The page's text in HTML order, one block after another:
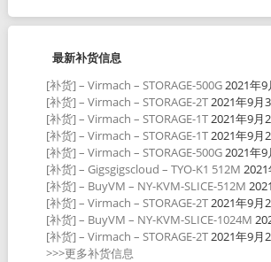
最新补货信息
[补货] – Virmach – STORAGE-500G2021年9
[补货] – Virmach – STORAGE-2T2021年9月
[补货] – Virmach – STORAGE-1T2021年9月
[补货] – Virmach – STORAGE-1T2021年9月
[补货] – Virmach – STORAGE-500G2021年9
[补货] – Gigsgigscloud – TYO-K1 512M
[补货] – BuyVM – NY-KVM-SLICE-512M
[补货] – Virmach – STORAGE-2T2021年9月
[补货] – BuyVM – NY-KVM-SLICE-1024M
[补货] – Virmach – STORAGE-2T2021年9月
>>>更多补货信息